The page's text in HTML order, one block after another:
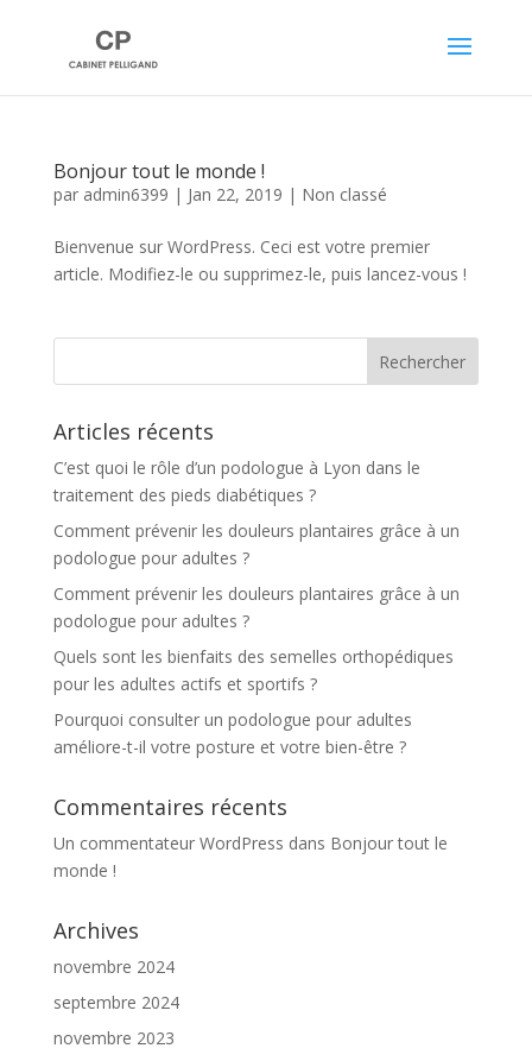
Bonjour tout le monde !
par admin6399 | Jan 22, 2019 | Non classé
Bienvenue sur WordPress. Ceci est votre premier
article. Modifiez-le ou supprimez-le, puis lancez-vous !
Articles récents
C’est quoi le rôle d’un podologue à Lyon dans le
traitement des pieds diabétiques ?
Comment prévenir les douleurs plantaires grâce à un
podologue pour adultes ?
Comment prévenir les douleurs plantaires grâce à un
podologue pour adultes ?
Quels sont les bienfaits des semelles orthopédiques
pour les adultes actifs et sportifs ?
Pourquoi consulter un podologue pour adultes
améliore-t-il votre posture et votre bien-être ?
Commentaires récents
Un commentateur WordPress dans Bonjour tout le
monde !
Archives
novembre 2024
septembre 2024
novembre 2023